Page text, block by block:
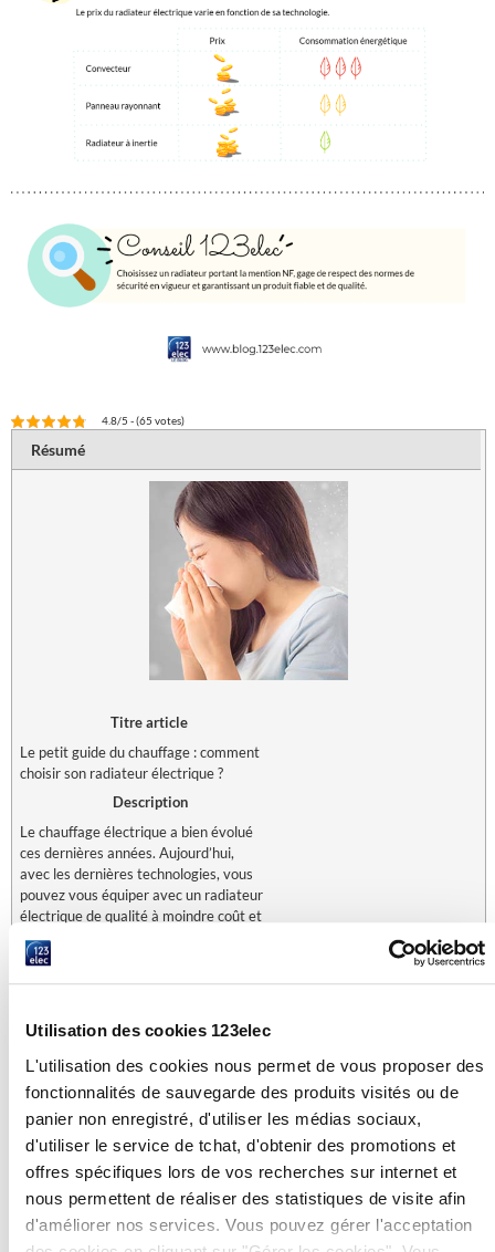
Utilisation des cookies 123elec
L'utilisation des cookies nous permet de vous proposer des
fonctionnalités de sauvegarde des produits visités ou de
panier non enregistré, d'utiliser les médias sociaux,
d'utiliser le service de tchat, d'obtenir des promotions et
offres spécifiques lors de vos recherches sur internet et
nous permettent de réaliser des statistiques de visite afin
d'améliorer nos services. Vous pouvez gérer l'acceptation
4.8/5 - (65 votes)
Résumé
Titre article
Le petit guide du chauffage : comment
choisir son radiateur électrique ?
Description
Le chauffage électrique a bien évolué
ces dernières années. Aujourd’hui,
avec les dernières technologies, vous
pouvez vous équiper avec un radiateur
électrique de qualité à moindre coût et
réaliser des économies d’énergie.
Navigation
des
ARTICLE PRÉCÉDENT
Comment utiliser l’éclairage LED en décoration ?